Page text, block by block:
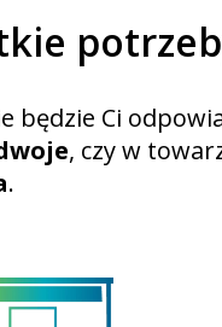
będzie Ci
, czy w
.